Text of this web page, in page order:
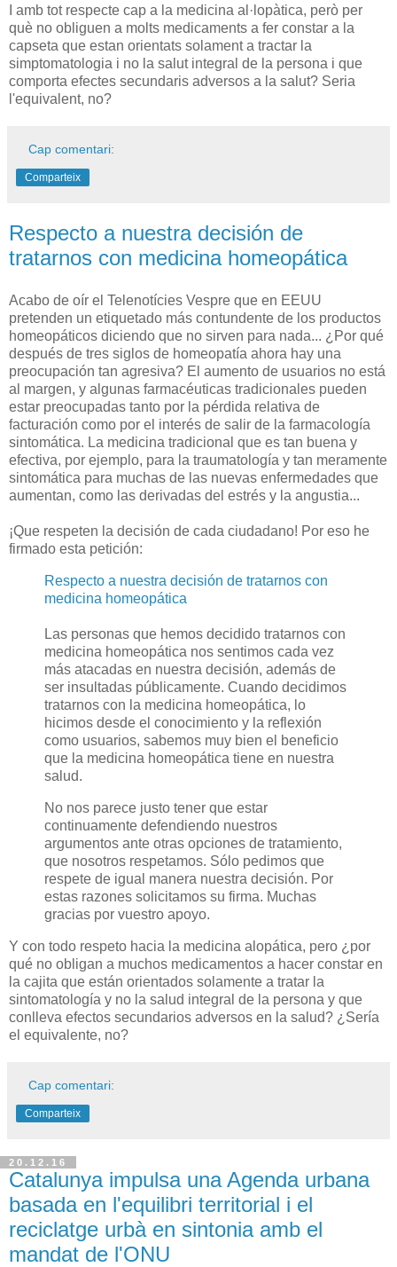
I amb tot respecte cap a la medicina al·lopàtica, però per
què no obliguen a molts medicaments a fer constar a la
capseta que estan orientats solament a tractar la
simptomatologia i no la salut integral de la persona i que
comporta efectes secundaris adversos a la salut? Seria
l'equivalent, no?
Cap comentari:
Comparteix
Respecto a nuestra decisión de
tratarnos con medicina homeopática
Acabo de oír el Telenotícies Vespre que en EEUU
pretenden un etiquetado más contundente de los productos
homeopáticos diciendo que no sirven para nada... ¿Por qué
después de tres siglos de homeopatía ahora hay una
preocupación tan agresiva? El aumento de usuarios no está
al margen, y algunas farmacéuticas tradicionales pueden
estar preocupadas tanto por la pérdida relativa de
facturación como por el interés de salir de la farmacología
sintomática. La medicina tradicional que es tan buena y
efectiva, por ejemplo, para la traumatología y tan meramente
sintomática para muchas de las nuevas enfermedades que
aumentan, como las derivadas del estrés y la angustia...
¡Que respeten la decisión de cada ciudadano! Por eso he
firmado esta petición:
Respecto a nuestra decisión de tratarnos con
medicina homeopática
Las personas que hemos decidido tratarnos con
medicina homeopática nos sentimos cada vez
más atacadas en nuestra decisión, además de
ser insultadas públicamente. Cuando decidimos
tratarnos con la medicina homeopática, lo
hicimos desde el conocimiento y la reflexión
como usuarios, sabemos muy bien el beneficio
que la medicina homeopática tiene en nuestra
salud.
No nos parece justo tener que estar
continuamente defendiendo nuestros
argumentos ante otras opciones de tratamiento,
que nosotros respetamos. Sólo pedimos que
respete de igual manera nuestra decisión. Por
estas razones solicitamos su firma. Muchas
gracias por vuestro apoyo.
Y con todo respeto hacia la medicina alopática, pero ¿por
qué no obligan a muchos medicamentos a hacer constar en
la cajita que están orientados solamente a tratar la
sintomatología y no la salud integral de la persona y que
conlleva efectos secundarios adversos en la salud? ¿Sería
el equivalente, no?
Cap comentari:
Comparteix
20.12.16
Catalunya impulsa una Agenda urbana
basada en l'equilibri territorial i el
reciclatge urbà en sintonia amb el
mandat de l'ONU